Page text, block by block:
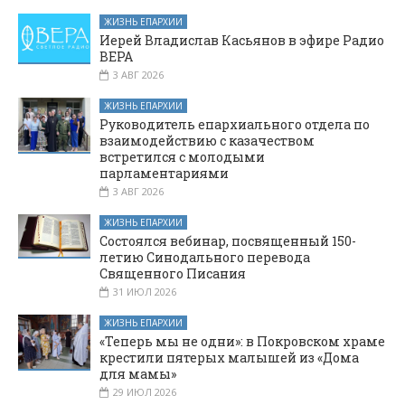
ЖИЗНЬ ЕПАРХИИ
Иерей Владислав Касьянов в эфире Радио
ВЕРА
3 АВГ 2026
ЖИЗНЬ ЕПАРХИИ
Руководитель епархиального отдела по
взаимодействию с казачеством
встретился с молодыми
парламентариями
3 АВГ 2026
ЖИЗНЬ ЕПАРХИИ
Состоялся вебинар, посвященный 150-
летию Синодального перевода
Священного Писания
31 ИЮЛ 2026
ЖИЗНЬ ЕПАРХИИ
«Теперь мы не одни»: в Покровском храме
крестили пятерых малышей из «Дома
для мамы»
29 ИЮЛ 2026